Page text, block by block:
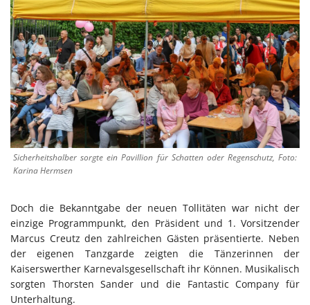
Sicherheitshalber sorgte ein Pavillion für Schatten oder Regenschutz, Foto:
Karina Hermsen
Doch die Bekanntgabe der neuen Tollitäten war nicht der
einzige Programmpunkt, den Präsident und 1. Vorsitzender
Marcus Creutz den zahlreichen Gästen präsentierte. Neben
der eigenen Tanzgarde zeigten die Tänzerinnen der
Kaiserswerther Karnevalsgesellschaft ihr Können. Musikalisch
sorgten Thorsten Sander und die Fantastic Company für
Unterhaltung.